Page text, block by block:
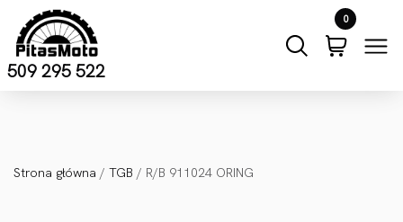
Przejdź do treści
509 295 522
0
Strona główna / TGB / R/B 911024 ORING